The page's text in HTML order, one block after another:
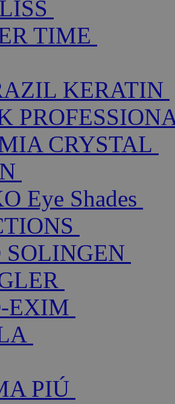
TIME
KERATIN
CRYSTAL
Eye Shades
SOLINGEN
EXIM
PIÚ